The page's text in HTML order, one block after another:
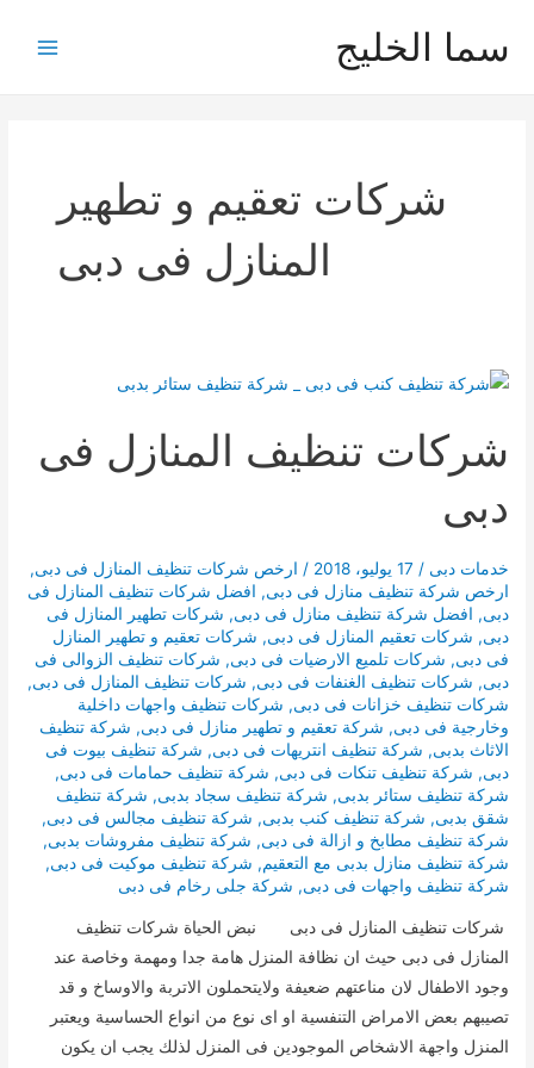
سما الخليج
شركات تعقيم و تطهير
المنازل فى دبى
شركات تنظيف المنازل فى
دبى
خدمات دبى / 17 يوليو، 2018 / ارخص شركات تنظيف المنازل فى دبى,
ارخص شركة تنظيف منازل فى دبى, افضل شركات تنظيف المنازل فى
دبى, افضل شركة تنظيف منازل فى دبى, شركات تطهير المنازل فى
دبى, شركات تعقيم المنازل فى دبى, شركات تعقيم و تطهير المنازل
فى دبى, شركات تلميع الارضيات فى دبى, شركات تنظيف الزوالى فى
دبى, شركات تنظيف الغنفات فى دبى, شركات تنظيف المنازل فى دبى,
شركات تنظيف خزانات فى دبى, شركات تنظيف واجهات داخلية
وخارجية فى دبى, شركة تعقيم و تطهير منازل فى دبى, شركة تنظيف
الاثاث بدبى, شركة تنظيف انتريهات فى دبى, شركة تنظيف بيوت فى
دبى, شركة تنظيف تنكات فى دبى, شركة تنظيف حمامات فى دبى,
شركة تنظيف ستائر بدبى, شركة تنظيف سجاد بدبى, شركة تنظيف
شقق بدبى, شركة تنظيف كنب بدبى, شركة تنظيف مجالس فى دبى,
شركة تنظيف مطابخ و ازالة فى دبى, شركة تنظيف مفروشات بدبى,
شركة تنظيف منازل بدبى مع التعقيم, شركة تنظيف موكيت فى دبى,
شركة تنظيف واجهات فى دبى, شركة جلى رخام فى دبى
شركات تنظيف المنازل فى دبى نبض الحياة شركات تنظيف
المنازل فى دبى حيث ان نظافة المنزل هامة جدا ومهمة وخاصة عند
وجود الاطفال لان مناعتهم ضعيفة ولايتحملون الاتربة والاوساخ و قد
تصيبهم بعض الامراض التنفسية او اى نوع من انواع الحساسية ويعتبر
المنزل واجهة الاشخاص الموجودين فى المنزل لذلك يجب ان يكون